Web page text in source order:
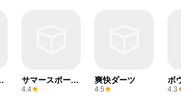
サマースポーツ
ゲーム
4.4
爽快ダーツ
4.5
ボ
ラ
4.3